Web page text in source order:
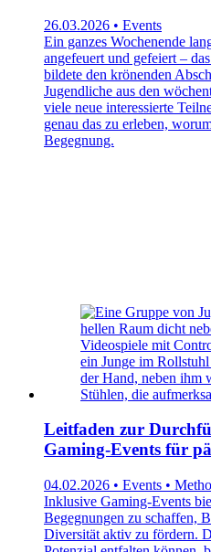
26.03.2026 • Events
Ein ganzes Wochenende
angefeuert und gefeiert –
bildete den krönenden
Jugendliche aus den
viele neue interessierte
genau das zu erleben,
Begegnung.
Leitfaden zur
Gaming-Events für
04.02.2026 • Events •
Inklusive Gaming-Events
Begegnungen zu schaffen,
Diversität aktiv zu fördern.